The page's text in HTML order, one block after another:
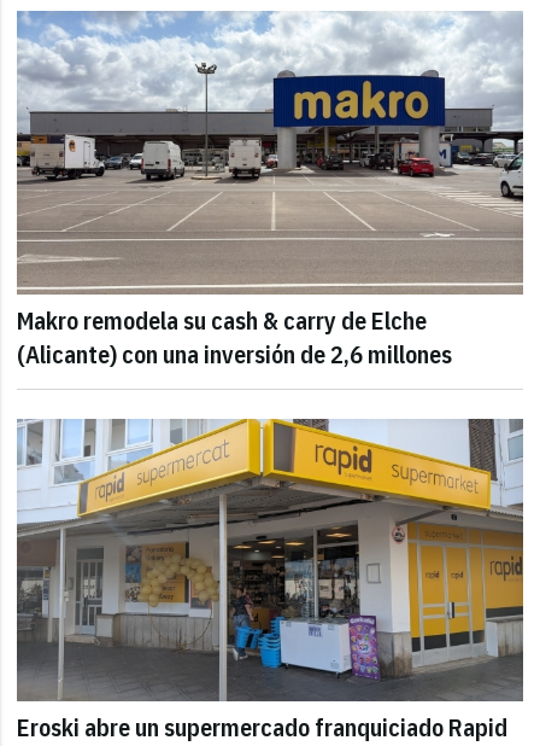
Makro remodela su cash & carry de Elche
(Alicante) con una inversión de 2,6 millones
Eroski abre un supermercado franquiciado Rapid